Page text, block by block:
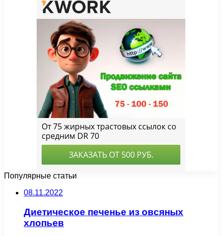
Популярные статьи
08.11.2022
Диетическое печенье из овсяных
хлопьев